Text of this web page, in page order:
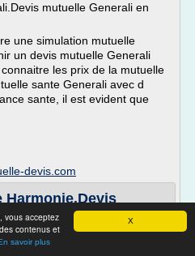
X
vous acceptez
contenus et
savoir plus
mutuelle Generali en
une simulation mutuelle
un devis mutuelle Generali
les prix de la mutuelle
sante Generali avec d
sante, il est evident que
devis.com
Harmonie.Devis
ligne.